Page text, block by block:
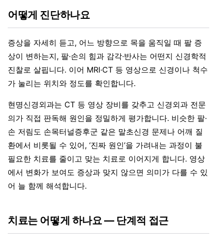
어떻게 진단하나요
증상을 자세히 듣고, 어느 방향으로 목을 움직일 때 팔 증
상이 변하는지, 팔·손의 힘과 감각·반사는 어떤지 신경학적
진찰로 살핍니다. 이어 MRI·CT 등 영상으로 신경이나 척수
가 눌리는 위치와 정도를 확인합니다.
현명신경외과는 CT 등 영상 장비를 갖추고 신경외과 전문
의가 직접 판독해 원인을 정밀하게 평가합니다. 비슷한 팔·
손 저림도 손목터널증후군 같은 말초신경 문제나 어깨 질
환에서 비롯될 수 있어, ‘진짜 원인’을 가려내는 과정이 불
필요한 치료를 줄이고 맞는 치료로 이어지게 합니다. 영상
에서 변화가 보여도 증상과 맞지 않으면 의미가 다를 수 있
어 늘 함께 해석합니다.
치료는 어떻게 하나요 — 단계적 접근